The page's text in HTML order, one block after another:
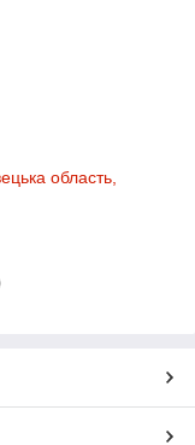
область,